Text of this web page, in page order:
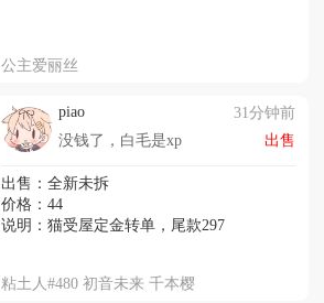
公主爱丽丝
piao
31分钟前
没钱了，白毛是xp
出售
出售：全新未拆
价格：44
说明：猫受屋定金转单，尾款297
粘土人#480 初音未来 千本樱